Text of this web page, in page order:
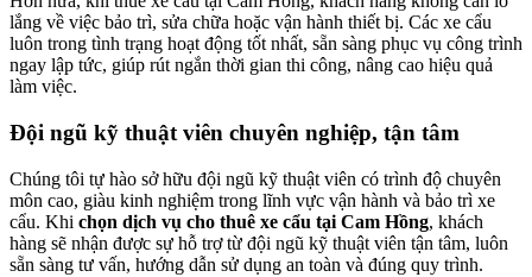
lắng về việc bảo trì, sửa chữa hoặc vận hành thiết bị. Các xe cẩu
luôn trong tình trạng hoạt động tốt nhất, sẵn sàng phục vụ công trình
ngay lập tức, giúp rút ngắn thời gian thi công, nâng cao hiệu quả
làm việc.
Đội ngũ kỹ thuật viên chuyên nghiệp, tận tâm
Chúng tôi tự hào sở hữu đội ngũ kỹ thuật viên có trình độ chuyên
môn cao, giàu kinh nghiệm trong lĩnh vực vận hành và bảo trì xe
cẩu. Khi chọn dịch vụ cho thuê xe cẩu tại Cam Hồng, khách
hàng sẽ nhận được sự hỗ trợ từ đội ngũ kỹ thuật viên tận tâm, luôn
sẵn sàng tư vấn, hướng dẫn sử dụng an toàn và đúng quy trình.